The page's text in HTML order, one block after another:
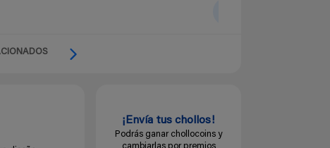
¡Envía tus chollos!
Podrás ganar chollocoins y